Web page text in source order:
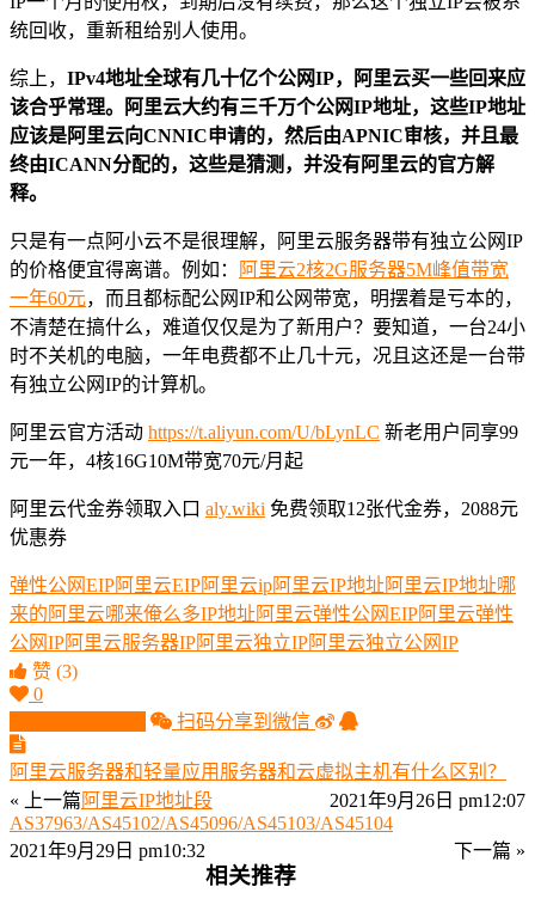
统回收，重新租给别人使用。
综上， IPv4地址全球有几十亿个公网IP，阿里云买一些回来应
该合乎常理。阿里云大约有三千万个公网IP地址，这些IP地址
应该是阿里云向CNNIC申请的，然后由APNIC审核，并且最
终由ICANN分配的，这些是猜测，并没有阿里云的官方解
释。
只是有一点阿小云不是很理解，阿里云服务器带有独立公网IP
的价格便宜得离谱。例如：
阿里云2核2G服务器5M峰值带宽
一年60元，而且都标配公网IP和公网带宽，明摆着是亏本的，
不清楚在搞什么，难道仅仅是为了新用户？要知道，一台24小
时不关机的电脑，一年电费都不止几十元，况且这还是一台带
有独立公网IP的计算机。
阿里云官方活动 https://t.aliyun.com/U/bLynLC 新老用户同享99
元一年，4核16G10M带宽70元/月起
阿里云代金券领取入口 aly.wiki 免费领取12张代金券，2088元
优惠券
弹性公网EIP阿里云EIP阿里云ip阿里云IP地址阿里云IP地址哪
来的 阿里云哪来俺么多IP地址阿里云弹性公网EIP阿里云弹性
公网IP阿里云服务器IP阿里云独立IP阿里云独立公网IP
赞 (3)
0
扫码分享到微信
阿里云服务器和轻量应用服务器和云虚拟主机有什么区别？
« 上一篇
2021年9月26日 pm12:07
阿里云IP地址段
AS37963/AS45102/AS45096/AS45103/AS45104
下一篇 »
2021年9月29日 pm10:32
相关推荐